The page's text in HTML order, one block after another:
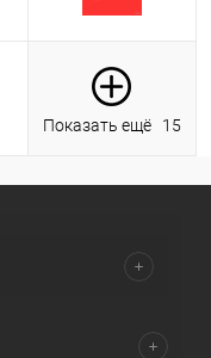
Показать ещё 15